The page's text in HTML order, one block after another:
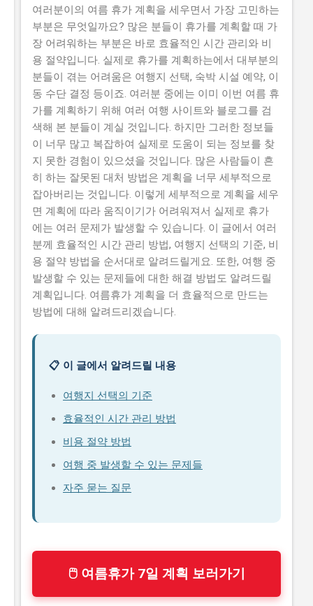
신청 방법과 자격 요건을 설명합니다. 또한, 지원 내용과
혜택, 그리고 실제 지원 받은 사람들의 후기도 공유합니
다. 그러므로, 이 글을 읽으면 지원사업에 대한 모든 정보
를 얻을 수 있습니다. 📋 목차 이 사업, 정말 받을 수 있을
까? 신청 자격과 준비물 지원 내용과 실제 혜택 단계별 신
청 방법 탈락하는 이유와 합격 전략 이 사업, 정말 받을 수
있을까? 이 사업이 뭔지, 지원 규모, 연간 선발 인원, 경쟁
률 2026년 농식품 중소기업 기술보호 컨설팅 지원사업은
농식품 중소기업의 기술 보호를 위해 제공하는 지원사업
입니다. 매년 약 500개의 사업체가 선정되는데요, 선정된
기업은 최대 5천만 원 까지의 기술 보호 컨설팅 비용을 지
원받을 수 있습니다. 유사 사업과 비교 (예비 초기 등 구체
적 차이점) 이 지원사업은 예비 창업자와 초기 창업자를
위한 지원사업과는 다릅니다...
여러분이의 여름 휴가 계획을 세우면서 가장 고민하는
부분은 무엇일까요? 많은 분들이 휴가를 계획할 때 가
장 어려워하는 부분은 바로 효율적인 시간 관리와 비
용 절약입니다. 실제로 휴가를 계획하는에서 대부분의
분들이 겪는 어려움은 여행지 선택, 숙박 시설 예약, 이
동 수단 결정 등이죠. 여러분 중에는 이미 이번 여름 휴
가를 계획하기 위해 여러 여행 사이트와 블로그를 검
색해 본 분들이 계실 것입니다. 하지만 그러한 정보들
이 너무 많고 복잡하여 실제로 도움이 되는 정보를 찾
지 못한 경험이 있으셨을 것입니다. 많은 사람들이 흔
히 하는 잘못된 대처 방법은 계획을 너무 세부적으로
잡아버리는 것입니다. 이렇게 세부적으로 계획을 세우
면 계획에 따라 움직이기가 어려워져서 실제로 휴가
에는 여러 문제가 발생할 수 있습니다. 이 글에서 여러
분께 효율적인 시간 관리 방법, 여행지 선택의 기준, 비
용 절약 방법을 순서대로 알려드릴게요. 또한, 여행 중
발생할 수 있는 문제들에 대한 해결 방법도 알려드릴
계획입니다. 여름휴가 계획을 더 효율적으로 만드는
방법에 대해 알려드리겠습니다.
📋 이 글에서 알려드릴 내용
여행지 선택의 기준
효율적인 시간 관리 방법
비용 절약 방법
여행 중 발생할 수 있는 문제들
자주 묻는 질문
🖱 여름휴가 7일 계획 보러가기